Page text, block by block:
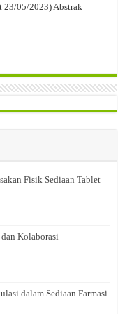
05/2023) Abstrak
Fisik Sediaan Tablet
Kolaborasi
dalam Sediaan Farmasi